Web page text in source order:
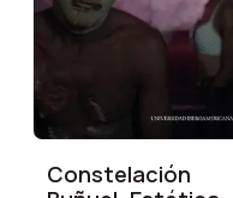
Constelación